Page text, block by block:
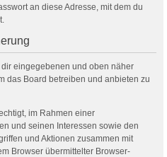
an diese Adresse, mit dem du
eingegebenen und oben näher
das Board betreiben und anbieten zu
im Rahmen einer
und seinen Interessen sowie den
und Aktionen zusammen mit
Browser übermittelter Browser-